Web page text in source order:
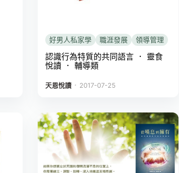
好男人私家學 職涯發展 領導管理
認識行為特質的共同語言 ． 靈食
悅讀 ． 輔導類
天恩悅讀． 2017-07-25